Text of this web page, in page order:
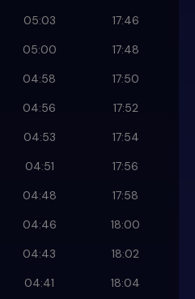
05:03
17:46
05:00
17:48
04:58
17:50
04:56
17:52
04:53
17:54
04:51
17:56
04:48
17:58
04:46
18:00
04:43
18:02
04:41 18:04